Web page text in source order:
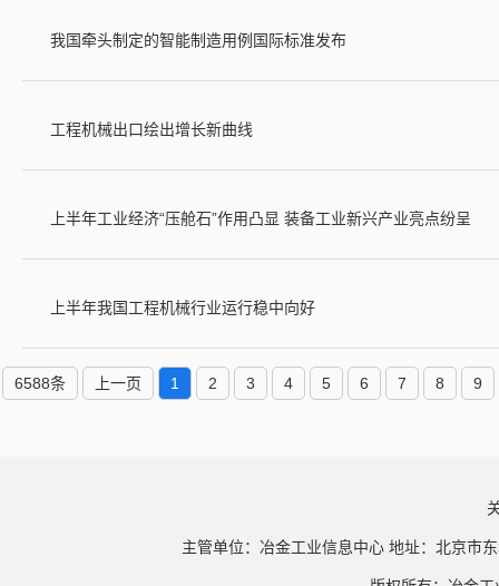
我国牵头制定的智能制造用例国际标准发布
工程机械出口绘出增长新曲线
上半年工业经济“压舱石”作用凸显 装备工业新兴产业亮点纷呈
上半年我国工程机械行业运行稳中向好
6588条 上一页 1 2 3 4 5 6 7 8 9
主管单位：冶金工业信息中心 地址：北京市